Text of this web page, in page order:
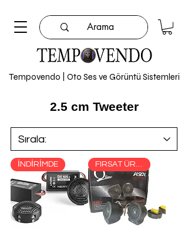
Tempovendo | Oto Ses ve Görüntü Sistemleri
2.5 cm Tweeter
İNDİRİMDE FIRSAT ÜRÜNÜ